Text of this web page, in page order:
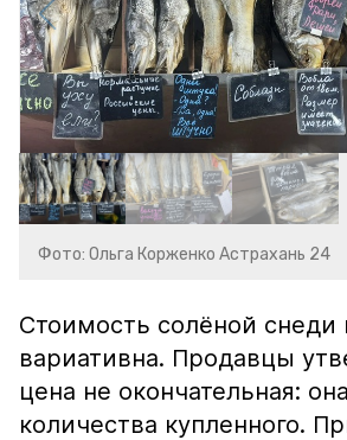
Фото: Ольга Корженко Астрахань 24
Стоимость солёной снеди
вариативна. Продавцы
цена не окончательная:
количества купленного.